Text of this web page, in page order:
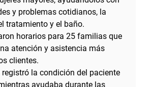
y problemas cotidianos, la
tratamiento y el baño.
horarios para 25 familias que
atención y asistencia más
clientes.
registró la condición del paciente
ayudaba durante las